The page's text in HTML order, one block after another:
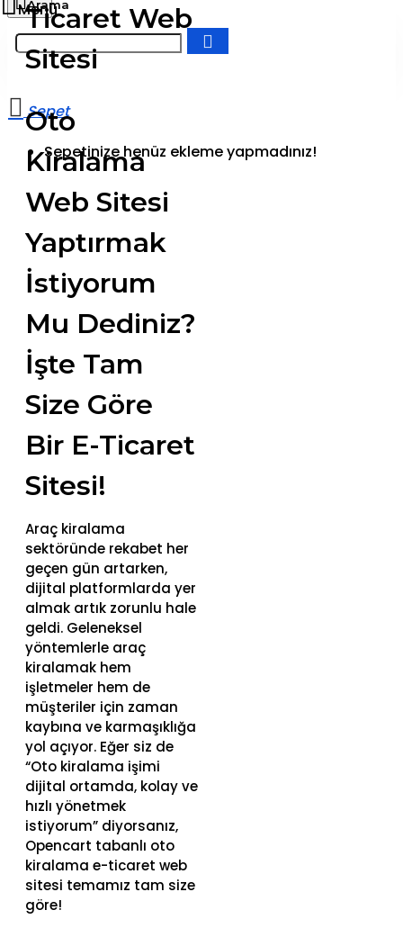
Sepetinize henüz ekleme yapmadınız!
Ticaret Web
Sitesi
Oto
Kiralama
Web Sitesi
Yaptırmak
İstiyorum
Mu Dediniz?
İşte Tam
Size Göre
Bir E-Ticaret
Sitesi!
Araç kiralama
sektöründe rekabet her
geçen gün artarken,
dijital platformlarda yer
almak artık zorunlu hale
geldi. Geleneksel
yöntemlerle araç
kiralamak hem
işletmeler hem de
müşteriler için zaman
kaybına ve karmaşıklığa
yol açıyor. Eğer siz de
“Oto kiralama işimi
dijital ortamda, kolay ve
hızlı yönetmek
istiyorum” diyorsanız,
Opencart tabanlı oto
kiralama e-ticaret web
sitesi temamız tam size
göre!